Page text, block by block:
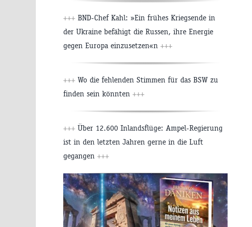
+++ BND-Chef Kahl: »Ein frühes Kriegsende in
der Ukraine befähigt die Russen, ihre Energie
gegen Europa einzusetzen«n +++
+++ Wo die fehlenden Stimmen für das BSW zu
finden sein könnten +++
+++ Über 12.600 Inlandsflüge: Ampel-Regierung
ist in den letzten Jahren gerne in die Luft
gegangen +++